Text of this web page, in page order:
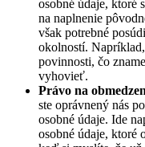
osobné údaje, ktoré
na naplnenie
však potrebné
okolností.
povinnosti, čo
vyhovieť.
Právo na
ste oprávnený nás
osobné údaje. Ide
osobné údaje, ktoré